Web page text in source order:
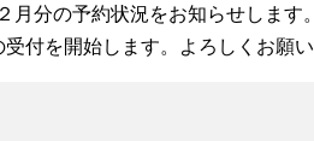
分の予約状況をお知らせします
付を開始します。よろしくお願い